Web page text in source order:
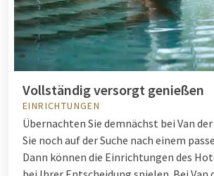
Vollständig versorgt genießen
EINRICHTUNGEN
Übernachten Sie demnächst bei Van
Sie noch auf der Suche nach einem
Dann können die Einrichtungen des